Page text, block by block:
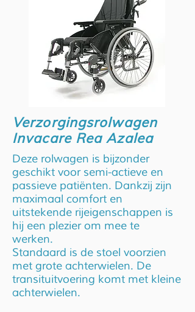
Verzorgingsrolwagen
Invacare Rea Azalea
Deze rolwagen is bijzonder
geschikt voor semi-actieve en
passieve patiënten. Dankzij zijn
maximaal comfort en
uitstekende rijeigenschappen is
hij een plezier om mee te
werken.
Standaard is de stoel voorzien
met grote achterwielen. De
transituitvoering komt met kleine
achterwielen.